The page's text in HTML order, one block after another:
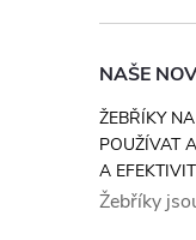
NAŠE
ŽEBŘÍKY
POUŽÍVAT
A
Žebříky